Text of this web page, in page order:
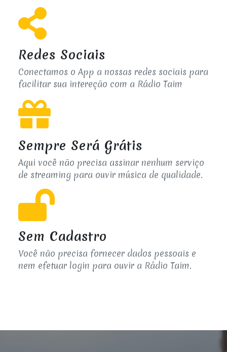
Redes Sociais
Conectamos o App a nossas redes sociais para
facilitar sua intereção com a Rádio Taim
Sempre Será Grátis
Aqui você não precisa assinar nenhum serviço
de streaming para ouvir música de qualidade.
Sem Cadastro
Você não precisa fornecer dados pessoais e
nem efetuar login para ouvir a Rádio Taim.